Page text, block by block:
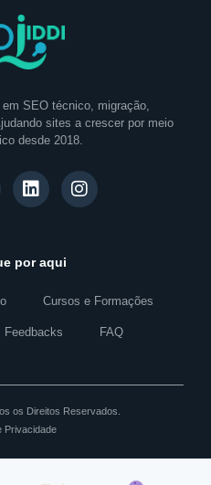
SEO técnico, migração,
sites a crescer por meio
desde 2018.
por aqui
Cursos e Formações
Feedbacks FAQ
os Direitos Reservados.
Privacidade